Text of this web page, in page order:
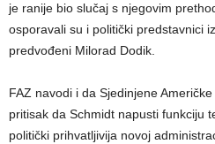
je ranije bio slučaj s njegovim
osporavali su i politički predstavnici
predvođeni Milorad Dodik.
FAZ navodi i da Sjedinjene
pritisak da Schmidt napusti funkciju
politički prihvatljivija novoj